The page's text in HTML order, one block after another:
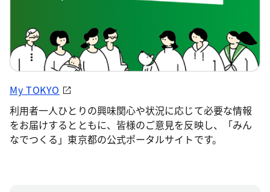
My TOKYO
利用者一人ひとりの興味関心や状況に応じて必要な情報
をお届けするとともに、皆様のご意見を反映し、「みん
なでつくる」東京都の公式ポータルサイトです。